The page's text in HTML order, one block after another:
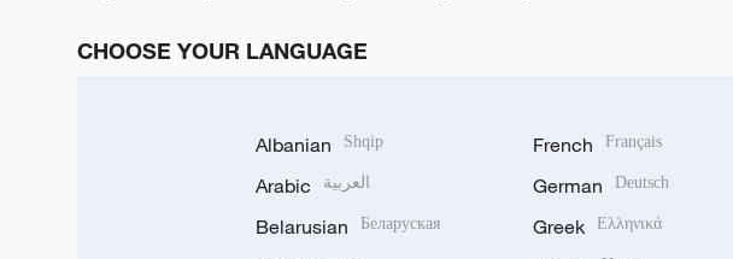
CHOOSE YOUR LANGUAGE
Albanian Shqip
Arabic العربية
Belarusian Беларуская
French Français
German Deutsch
Greek Ελληνικά